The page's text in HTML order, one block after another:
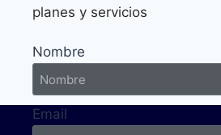
planes y servicios
Nombre
Email